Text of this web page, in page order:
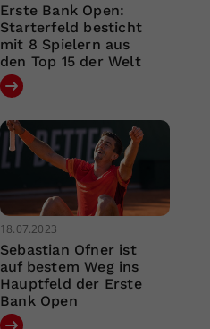
Erste Bank Open:
Starterfeld besticht
mit 8 Spielern aus
den Top 15 der Welt
18.07.2023
Sebastian Ofner ist
auf bestem Weg ins
Hauptfeld der Erste
Bank Open